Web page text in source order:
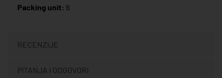
Packing unit: 6
RECENZIJE
PITANJA I ODGOVORI